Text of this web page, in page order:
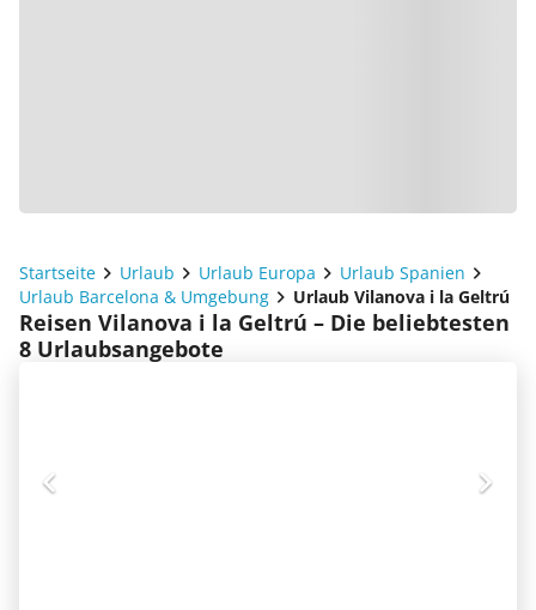
Startseite Urlaub Urlaub Europa
Urlaub Spanien
Urlaub Barcelona & Umgebung
Urlaub Vilanova i la Geltrú
Reisen Vilanova i la Geltrú – Die beliebtesten
8 Urlaubsangebote